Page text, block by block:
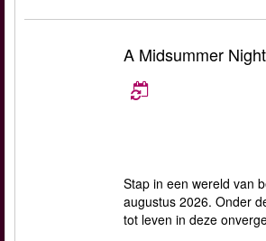
A Midsummer
Stap in een wereld van
augustus 2026. Onder
tot leven in deze